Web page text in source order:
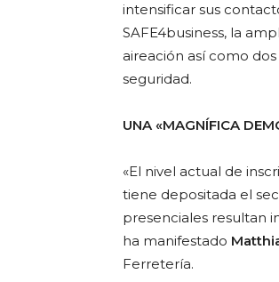
intensificar sus
SAFE4business, la
aireación así como
seguridad.
UNA «MAGNÍFICA
«El nivel actual de
tiene depositada el
presenciales resultan
ha manifestado
Ferretería.